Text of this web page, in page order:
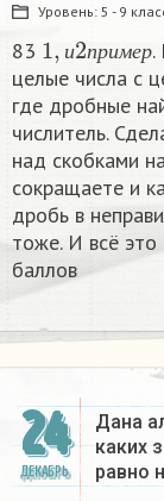
Уровень: 5 - 9
83 и пр имер
1 2
.
целые числа с
где дробные
числитель.
над скобками
сокращаете и
дробь в
тоже. И всё
баллов
24
ДЕКАБРЬ
Дана
каких
равно